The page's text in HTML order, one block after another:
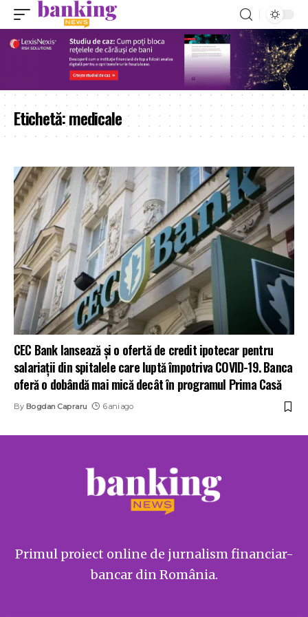
Etichetă:medicale
CEC Bank lansează și o ofertă de credit ipotecar pentru
salariații din spitalele care luptă împotriva COVID-19. Banca
oferă o dobândă mai mică decât în programul Prima Casă
By Bogdan Capraru 6 ani ago
Primul proiect online de jurnalism financiar-
bancar din România.